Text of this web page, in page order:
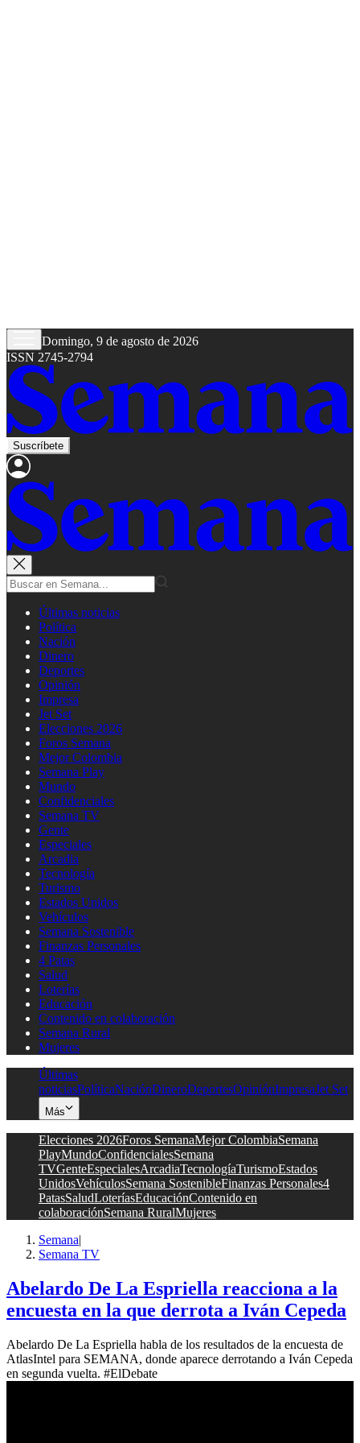
Domingo, 9 de agosto de 2026
ISSN 2745-2794
Suscríbete
Últimas noticias
Política
Nación
Dinero
Deportes
Opinión
Impresa
Jet Set
Elecciones 2026
Foros Semana
Mejor Colombia
Semana Play
Mundo
Confidenciales
Semana TV
Gente
Especiales
Arcadia
Tecnología
Turismo
Estados Unidos
Vehículos
Semana Sostenible
Finanzas Personales
4 Patas
Salud
Loterías
Educación
Contenido en colaboración
Semana Rural
Mujeres
Últimas
noticiasPolíticaNaciónDineroDeportesOpiniónImpresaJet Set
Más
Elecciones 2026Foros SemanaMejor ColombiaSemana
PlayMundoConfidencialesSemana
TVGenteEspecialesArcadiaTecnologíaTurismoEstados
UnidosVehículosSemana SostenibleFinanzas Personales4
PatasSaludLoteríasEducaciónContenido en
colaboraciónSemana RuralMujeres
Semana|
Semana TV
Abelardo De La Espriella reacciona a la
encuesta en la que derrota a Iván Cepeda
Abelardo De La Espriella habla de los resultados de la encuesta de
AtlasIntel para SEMANA, donde aparece derrotando a Iván Cepeda
en segunda vuelta. #ElDebate